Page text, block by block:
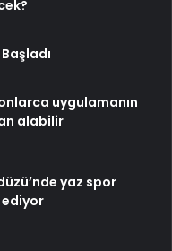
uygulamanın
alabilir
yaz spor
ediyor